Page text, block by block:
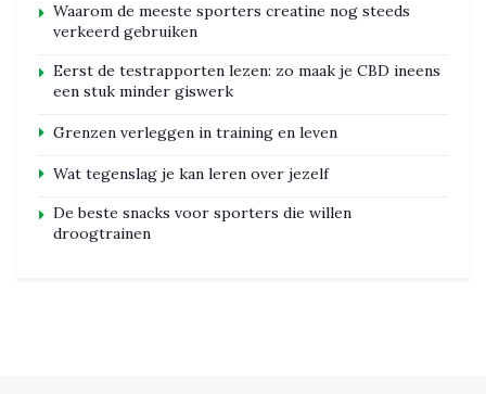
Waarom de meeste sporters creatine nog steeds
verkeerd gebruiken
Eerst de testrapporten lezen: zo maak je CBD ineens
een stuk minder giswerk
Grenzen verleggen in training en leven
Wat tegenslag je kan leren over jezelf
De beste snacks voor sporters die willen
droogtrainen